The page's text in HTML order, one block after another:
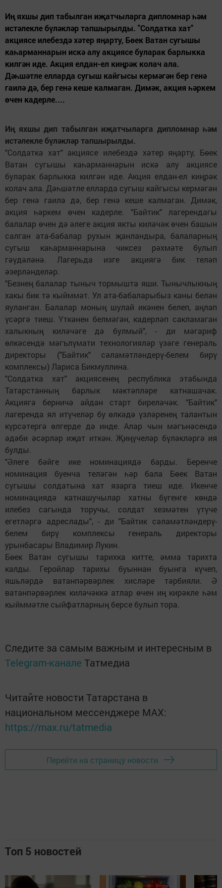
Иң яхшы дип табылган иҗатчыларга дипломнар һәм
истәлекле бүләкләр тапшырылды. "Солдатка хат"
акциясе илебездә хәтер яңарту, Бөек Ватан сугышы
каһарманнарын искә алу акциясе буларак барлыкка
килгән иде. Акция елдан-ел киңрәк колач ала.
Дәһшәтле елларда сугыш кайгысы кермәгән бер генә
гаилә дә, бер генә кеше калмаган. Димәк, акция һәркем
өчен кадерле....
Иң яхшы дип табылган иҗатчыларга дипломнар һәм
истәлекле бүләкләр тапшырылды.
"Солдатка хат" акциясе илебездә хәтер яңарту, Бөек
Ватан сугышы каһарманнарын искә алу акциясе
буларак барлыкка килгән иде. Акция елдан-ел киңрәк
колач ала. Дәһшәтле елларда сугыш кайгысы кермәгән
бер генә гаилә дә, бер генә кеше калмаган. Димәк,
акция һәркем өчен кадерле. "Байтик" лагерендагы
балалар өчен дә әлеге акция якты киләчәк өчен башын
салган ата-бабалар рухын җанландыра, балаларның
сугыш каһарманнарына чиксез рәхмәте булып
гәүдәләнә. Лагерьда изге акциягә бик теләп
әзерләнделәр.
"Безнең балалар тыныч тормышта яши. Тынычлыкның
хакы бик тә кыйммәт. Ул ата-бабаларыбыз каны белән
яуланган. Балалар моның шулай икәнен белеп, аңлап
үсәргә тиеш. Үткәнен белмәгән, кадерләп сакламаган
халыкның киләчәге дә булмый", - ди мәгариф
өлкәсендә мәгълүмати технологияләр үзәге генераль
директоры ("Байтик" сәламәтләндерү-белем бирү
комплексы) Лариса Бикмуллина.
"Солдатка хат" акциясенең республика этабында
Татарстанның барлык мәктәпләре катнашачак.
Акциягә берничә айдан старт биреләчәк. "Байтик"
лагеренда ял итүчеләр бу өлкәдә үзләренең талантын
күрсәтергә өлгерде дә инде. Алар чын мәгънәсендә
әдәби әсәрләр иҗат иткән. Җиңүчеләр бүләкләргә ия
булды.
"Әлеге бәйге ике номинациядә барды. Беренче
номинация буенча теләгән һәр бала Бөек Ватан
сугышы солдатына хат язарга тиеш иде. Икенче
номинациядә катнашучылар хатны бүгенге көндә
илебез сагында торучы, солдат хезмәтен үтүче
егетләргә адреслады", - ди "Байтик сәламәтләндерү-
белем бирү комплексы генераль директоры
урынбасары Владимир Лукин.
Бөек Ватан сугышы тарихка китте, әмма тарихта
калды. Геройлар тарихы буыннан буынга күчеп,
яшьләрдә ватанпәрвәрлек хисләре тәрбияли. Ә
ватанпәрвәрлек киләчәккә атлар өчен иң кирәкле һәм
кыйммәтле сыйфатларның берсе булып тора.
Следите за самым важным и интересным в
Telegram-канале Татмедиа
Читайте новости Татарстана в
национальном мессенджере MАХ:
https://max.ru/tatmedia
Перейти на страницу новости
Топ 5 новостей